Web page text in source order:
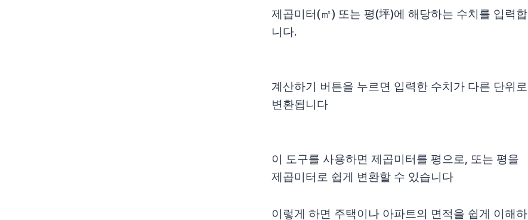
제곱미터(㎡) 또는 평(坪)에 해당하는 수치를 입력합
니다.
계산하기 버튼을 누르면 입력한 수치가 다른 단위로
변환됩니다
이 도구를 사용하면 제곱미터를 평으로, 또는 평을
제곱미터로 쉽게 변환할 수 있습니다
이렇게 하면 주택이나 아파트의 면적을 쉽게 이해하